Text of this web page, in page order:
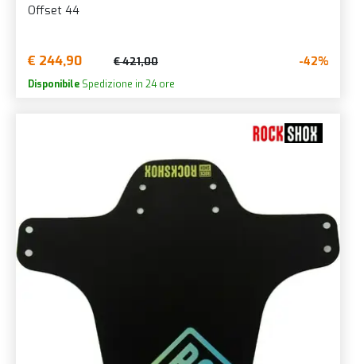
Offset 44
€ 244,90 € 421,00 -42%
Disponibile Spedizione in 24 ore